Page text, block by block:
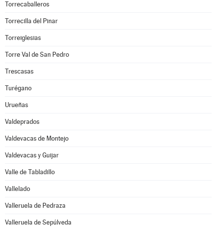
Torrecaballeros
Torrecilla del Pinar
Torreiglesias
Torre Val de San Pedro
Trescasas
Turégano
Urueñas
Valdeprados
Valdevacas de Montejo
Valdevacas y Guijar
Valle de Tabladillo
Vallelado
Valleruela de Pedraza
Valleruela de Sepúlveda